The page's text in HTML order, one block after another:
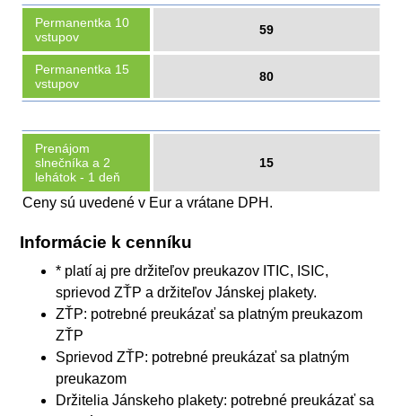
Ceny sú uvedené v Eur a vrátane DPH.
Permanentka 10
vstupov
59
Permanentka 15
vstupov
80
Prenájom
slnečníka a 2
lehátok - 1 deň
15
Informácie k cenníku
* platí aj pre držiteľov preukazov ITIC, ISIC,
sprievod ZŤP a držiteľov Jánskej plakety.
ZŤP: potrebné preukázať sa platným preukazom
ZŤP
Sprievod ZŤP: potrebné preukázať sa platným
preukazom
Držitelia Jánskeho plakety: potrebné preukázať sa